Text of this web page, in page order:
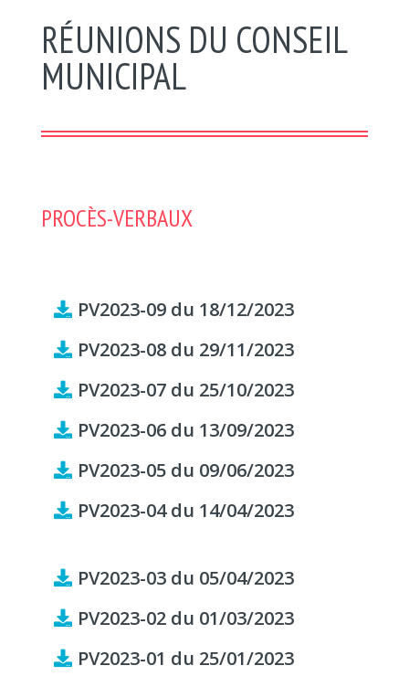
RÉUNIONS DU CONSEIL
MUNICIPAL
PROCÈS-VERBAUX
PV2023-09 du 18/12/2023
PV2023-08 du 29/11/2023
PV2023-07 du 25/10/2023
PV2023-06 du 13/09/2023
PV2023-05 du 09/06/2023
PV2023-04 du 14/04/2023
PV2023-03 du 05/04/2023
PV2023-02 du 01/03/2023
PV2023-01 du 25/01/2023